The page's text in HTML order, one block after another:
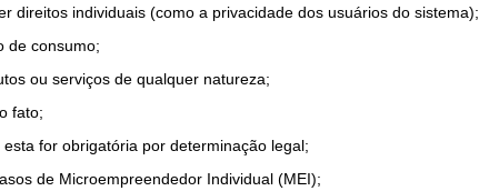
direitos individuais (como a privacidade dos usuários do sistema);
de consumo;
ou serviços de qualquer natureza;
fato;
for obrigatória por determinação legal;
de Microempreendedor Individual (MEI);